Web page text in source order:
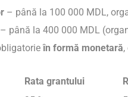
– până la 100 000 MDL,
– până la 400 000 MDL
în formă monetară
Rata grantului